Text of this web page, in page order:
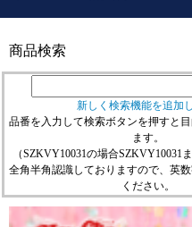
商品検索
新しく検索機能を追加
品番を入力して検索ボタンを押すと
ます。
（SZKVY10031の場合SZKVY10031
全角半角認識しておりますので、英
ください。